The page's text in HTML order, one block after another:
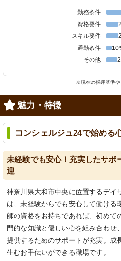
勤務条件
資格要件
スキル要件
通勤条件
その他
※現在の採用基準や
魅力・特徴
コンシェルジュ24で始める
未経験でも安心！充実したサポ
迎
神奈川県大和市中央に位置するデイ
は、未経験からでも安心して働ける
師の資格をお持ちであれば、初めて
門的な知識と優しい心を組み合わせ
提供するためのサポートが充実。成
生むお手伝いができる職場です。